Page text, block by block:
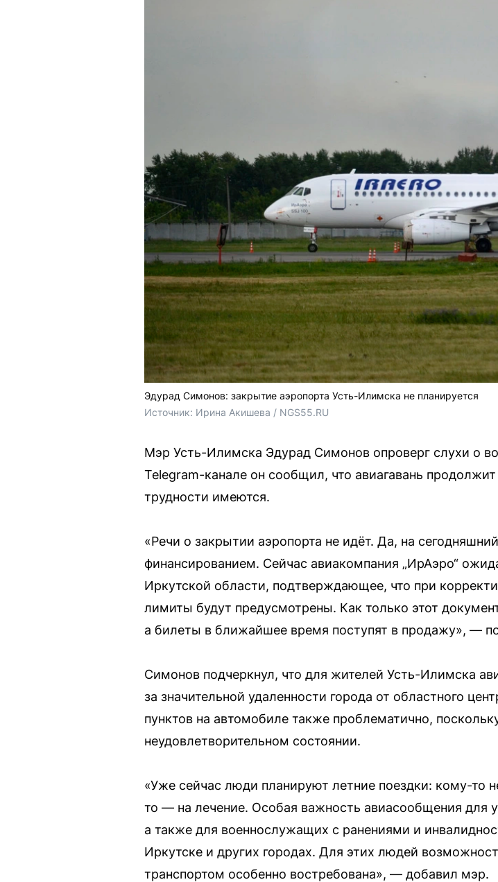
Эдурад Симонов: закрытие аэропорта Усть-Илимска не планируется
Источник: Ирина Акишева / NGS55.RU
Мэр Усть-Илимска Эдурад Симонов опроверг слухи о
Telegram-канале он сообщил, что авиагавань
трудности имеются.
«Речи о закрытии аэропорта не идёт. Да, на
финансированием. Сейчас авиакомпания „ИрАэро“
Иркутской области, подтверждающее, что при
лимиты будут предусмотрены. Как только этот
а билеты в ближайшее время поступят в продажу», —
Симонов подчеркнул, что для жителей Усть-Илимска
за значительной удаленности города от областного
пунктов на автомобиле также проблематично,
неудовлетворительном состоянии.
«Уже сейчас люди планируют летние поездки: кому-то
то — на лечение. Особая важность авиасообщения для
а также для военнослужащих с ранениями и
Иркутске и других городах. Для этих людей
транспортом особенно востребована», — добавил мэр.